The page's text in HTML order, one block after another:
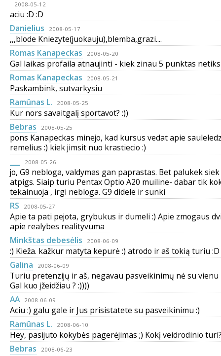
2008-05-12
aciu :D :D
Danielius
2008-05-17
,,,blode Kniezyte(juokauju),blemba,grazi....
Romas Kanapeckas
2008-05-20
Gal laikas profaila atnaujinti - kiek zinau 5 punktas
Romas Kanapeckas
2008-05-21
Paskambink, sutvarkysiu
Ramūnas L.
2008-05-25
Kur nors savaitgalį sportavot? :))
Bebras
2008-05-25
pons Kanapeckas minejo, kad kursus vedat apie
remelius :) kiek jimsit nuo krastiecio :)
2008-05-26
jo, G9 nebloga, valdymas gan paprastas. Bet palukek
atpigs. Siaip turiu Pentax Optio A20 muiline- dabar tik
tekainuoja , irgi nebloga. G9 didele ir sunki
RS
2008-05-27
Apie ta pati pejota, grybukus ir dumeli :) Apie zmogaus
apie realybes realityvuma
Minkštas debesėlis
2008-06-09
:) Kieža. kažkur matyta kepurė :) atrodo ir aš tokią turiu :D
Galina
2008-06-09
Turiu pretenzijų ir aš, negavau pasveikinimų nė su
Gal kuo įžeidžiau ? :))))
AA
2008-06-09
Aciu :) galu gale ir Jus prisistatete su pasveikinimu :)
Ramūnas L.
2008-06-10
Hey, pasijuto kokybės pagerėjimas ;) Kokį veidrodinio
Bebras
2008-06-23